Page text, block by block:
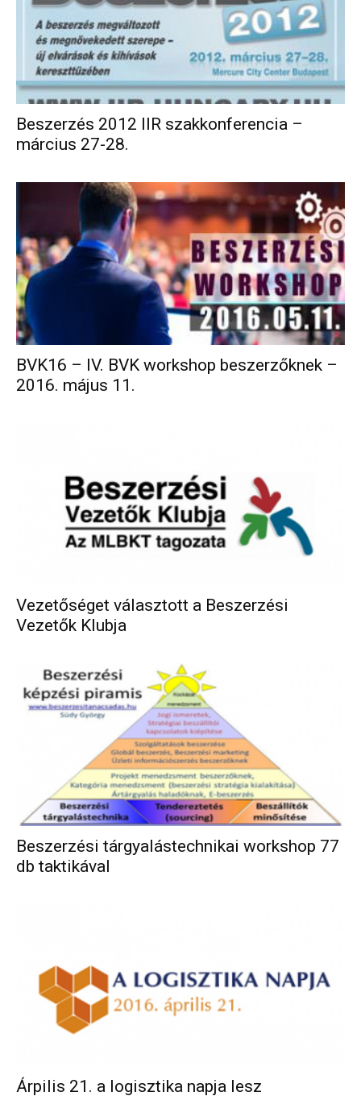
Beszerzés 2012 IIR szakkonferencia –
március 27-28.
BVK16 – IV. BVK workshop beszerzőknek –
2016. május 11.
Vezetőséget választott a Beszerzési
Vezetők Klubja
Beszerzési tárgyalástechnikai workshop 77
db taktikával
Árpilis 21. a logisztika napja lesz